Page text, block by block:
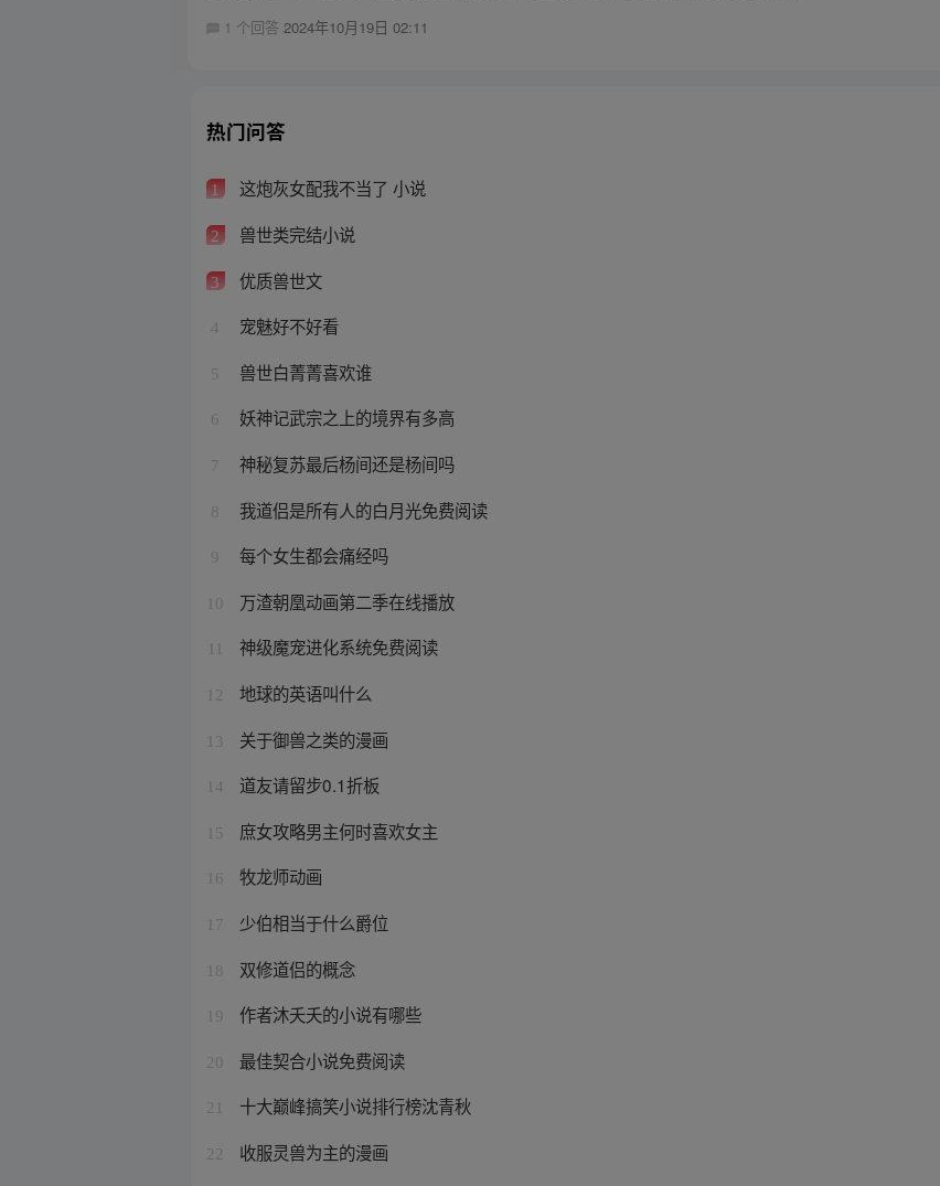
1 个回答2024年10月19日 02:11
热门问答
1 这炮灰女配我不当了 小说
2 兽世类完结小说
3 优质兽世文
4 宠魅好不好看
5 兽世白菁菁喜欢谁
6 妖神记武宗之上的境界有多高
7 神秘复苏最后杨间还是杨间吗
8 我道侣是所有人的白月光免费阅读
9 每个女生都会痛经吗
10 万渣朝凰动画第二季在线播放
神级魔宠进化系统免费阅读
12 地球的英语叫什么
13 关于御兽之类的漫画
14 道友请留步0.1折板
15 庶女攻略男主何时喜欢女主
16 牧龙师动画
17 少伯相当于什么爵位
18 双修道侣的概念
19 作者沐夭夭的小说有哪些
20 最佳契合小说免费阅读
21 十大巅峰搞笑小说排行榜沈青秋
22 收服灵兽为主的漫画